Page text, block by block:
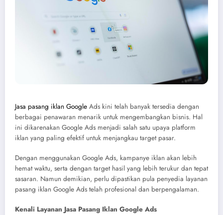
Jasa pasang iklan Google Ads kini telah banyak tersedia dengan
berbagai penawaran menarik untuk mengembangkan bisnis. Hal
ini dikarenakan Google Ads menjadi salah satu upaya platform
iklan yang paling efektif untuk menjangkau target pasar.
Dengan menggunakan Google Ads, kampanye iklan akan lebih
hemat waktu, serta dengan target hasil yang lebih terukur dan tepat
sasaran. Namun demikian, perlu dipastikan pula penyedia layanan
pasang iklan Google Ads telah profesional dan berpengalaman.
Kenali Layanan Jasa Pasang Iklan Google Ads